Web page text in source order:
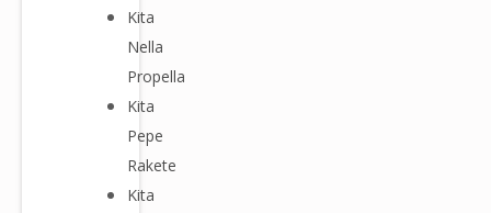
Kita
Nella
Propella
Kita
Pepe
Rakete
Kita